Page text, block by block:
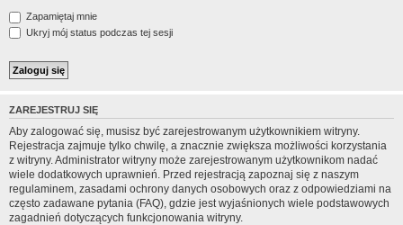
Zapamiętaj mnie
Ukryj mój status podczas tej sesji
ZAREJESTRUJ SIĘ
Aby zalogować się, musisz być zarejestrowanym użytkownikiem witryny.
Rejestracja zajmuje tylko chwilę, a znacznie zwiększa możliwości korzystania
z witryny. Administrator witryny może zarejestrowanym użytkownikom nadać
wiele dodatkowych uprawnień. Przed rejestracją zapoznaj się z naszym
regulaminem, zasadami ochrony danych osobowych oraz z odpowiedziami na
często zadawane pytania (FAQ), gdzie jest wyjaśnionych wiele podstawowych
zagadnień dotyczących funkcjonowania witryny.